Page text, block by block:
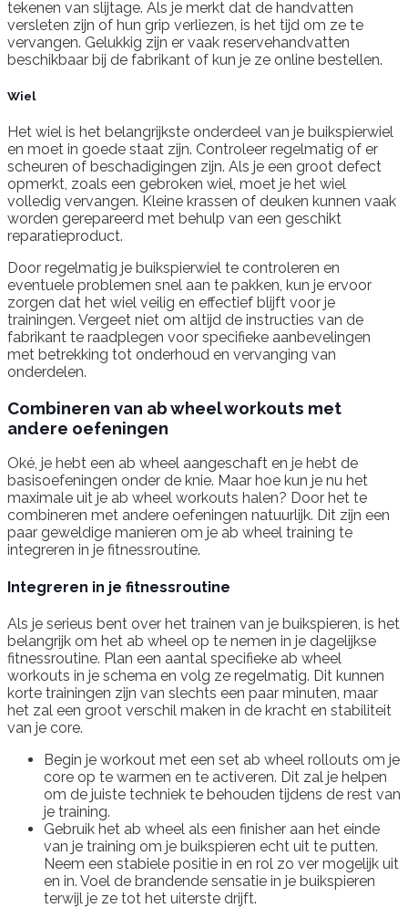
tekenen van slijtage. Als je merkt dat de handvatten
versleten zijn of hun grip verliezen, is het tijd om ze te
vervangen. Gelukkig zijn er vaak reservehandvatten
beschikbaar bij de fabrikant of kun je ze online bestellen.
Wiel
Het wiel is het belangrijkste onderdeel van je buikspierwiel
en moet in goede staat zijn. Controleer regelmatig of er
scheuren of beschadigingen zijn. Als je een groot defect
opmerkt, zoals een gebroken wiel, moet je het wiel
volledig vervangen. Kleine krassen of deuken kunnen vaak
worden gerepareerd met behulp van een geschikt
reparatieproduct.
Door regelmatig je buikspierwiel te controleren en
eventuele problemen snel aan te pakken, kun je ervoor
zorgen dat het wiel veilig en effectief blijft voor je
trainingen. Vergeet niet om altijd de instructies van de
fabrikant te raadplegen voor specifieke aanbevelingen
met betrekking tot onderhoud en vervanging van
onderdelen.
Combineren van ab wheel workouts met
andere oefeningen
Oké, je hebt een ab wheel aangeschaft en je hebt de
basisoefeningen onder de knie. Maar hoe kun je nu het
maximale uit je ab wheel workouts halen? Door het te
combineren met andere oefeningen natuurlijk. Dit zijn een
paar geweldige manieren om je ab wheel training te
integreren in je fitnessroutine.
Integreren in je fitnessroutine
Als je serieus bent over het trainen van je buikspieren, is het
belangrijk om het ab wheel op te nemen in je dagelijkse
fitnessroutine. Plan een aantal specifieke ab wheel
workouts in je schema en volg ze regelmatig. Dit kunnen
korte trainingen zijn van slechts een paar minuten, maar
het zal een groot verschil maken in de kracht en stabiliteit
van je core.
Begin je workout met een set ab wheel rollouts om je
core op te warmen en te activeren. Dit zal je helpen
om de juiste techniek te behouden tijdens de rest van
je training.
Gebruik het ab wheel als een finisher aan het einde
van je training om je buikspieren echt uit te putten.
Neem een stabiele positie in en rol zo ver mogelijk uit
en in. Voel de brandende sensatie in je buikspieren
terwijl je ze tot het uiterste drijft.